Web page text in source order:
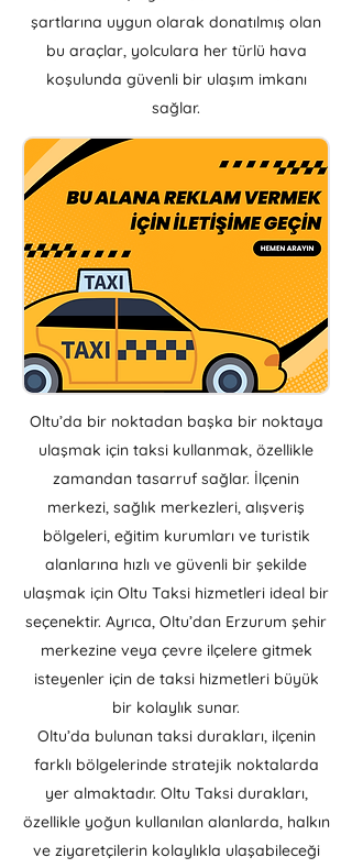
şartlarına uygun olarak donatılmış olan
bu araçlar, yolculara her türlü hava
koşulunda güvenli bir ulaşım imkanı
sağlar.
Oltu’da bir noktadan başka bir noktaya
ulaşmak için taksi kullanmak, özellikle
zamandan tasarruf sağlar. İlçenin
merkezi, sağlık merkezleri, alışveriş
bölgeleri, eğitim kurumları ve turistik
alanlarına hızlı ve güvenli bir şekilde
ulaşmak için Oltu Taksi hizmetleri ideal bir
seçenektir. Ayrıca, Oltu’dan Erzurum şehir
merkezine veya çevre ilçelere gitmek
isteyenler için de taksi hizmetleri büyük
bir kolaylık sunar.
Oltu’da bulunan taksi durakları, ilçenin
farklı bölgelerinde stratejik noktalarda
yer almaktadır. Oltu Taksi durakları,
özellikle yoğun kullanılan alanlarda, halkın
ve ziyaretçilerin kolaylıkla ulaşabileceği